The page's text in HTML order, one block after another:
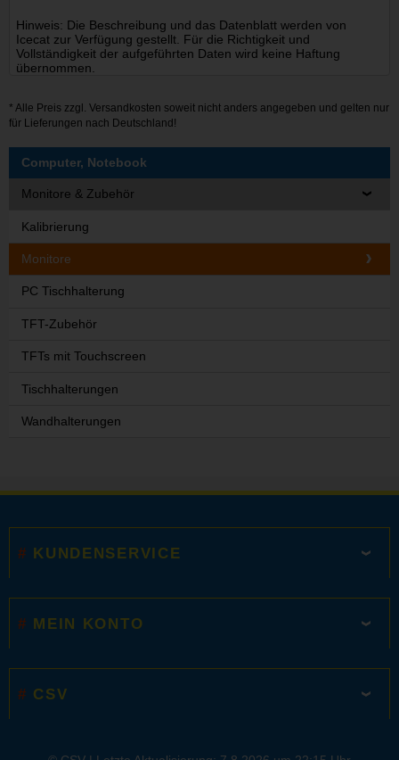
Hinweis: Die Beschreibung und das Datenblatt werden von
Icecat zur Verfügung gestellt. Für die Richtigkeit und
Vollständigkeit der aufgeführten Daten wird keine Haftung
übernommen.
* Alle Preis zzgl. Versandkosten soweit nicht anders angegeben und gelten nur
für Lieferungen nach Deutschland!
Computer, Notebook
Monitore & Zubehör
Kalibrierung
Monitore
PC Tischhalterung
TFT-Zubehör
TFTs mit Touchscreen
Tischhalterungen
Wandhalterungen
KUNDENSERVICE
MEIN KONTO
CSV